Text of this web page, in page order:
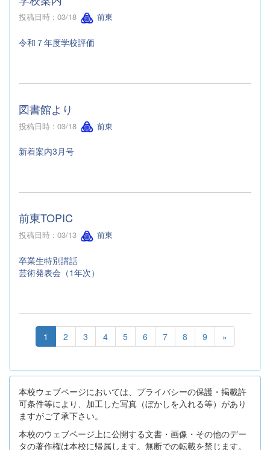
投稿日時 : 03/18 前東
令和７年度学校評価
図書館より
投稿日時 : 03/18 前東
新着案内3月号
前東TOPIC
投稿日時 : 03/13 前東
卒業生特別講話
芸術発表会（1年次）
1 2 3 4 5 6 7 8 9 »
本校ウェブページにおいては、プライバシーの保護・掲載許
可条件等により、加工した写真（ぼかしを入れる等）があり
ますがご了承下さい。
本校のウェブページ上に公開する文書・画像・その他のデー
タの著作権は本校に帰属します。無断での転載を禁じます。